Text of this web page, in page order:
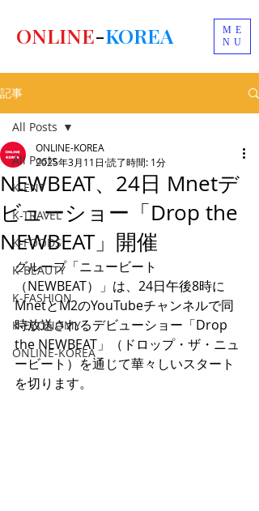
ME
NU
ONLINE-KOREA
記事
All Posts
K-ENT
K-TRAVEL
K-FOODS
K-BEAUTY
K-FASHION
K-ECONOMY
ONLINE-KOREA
All Posts
NEWBEAT、24日 Mnetデ
ビューショー「Drop the
NEWBEAT」開催
ONLINE-KOREA
2025年3月11日 読了時間: 1分
グループ「ニュービート
（NEWBEAT）」は、24日午後8時に
MnetとM2のYouTubeチャンネルで同
時放送されるデビューショー「Drop
the NEWBEAT」（ドロップ・ザ・ニュ
ービート）を通じて華々しいスタート
を切ります。